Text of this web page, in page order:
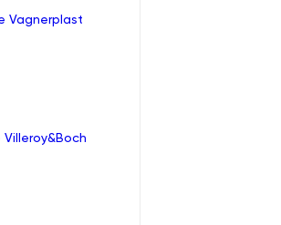
Vagnerplast